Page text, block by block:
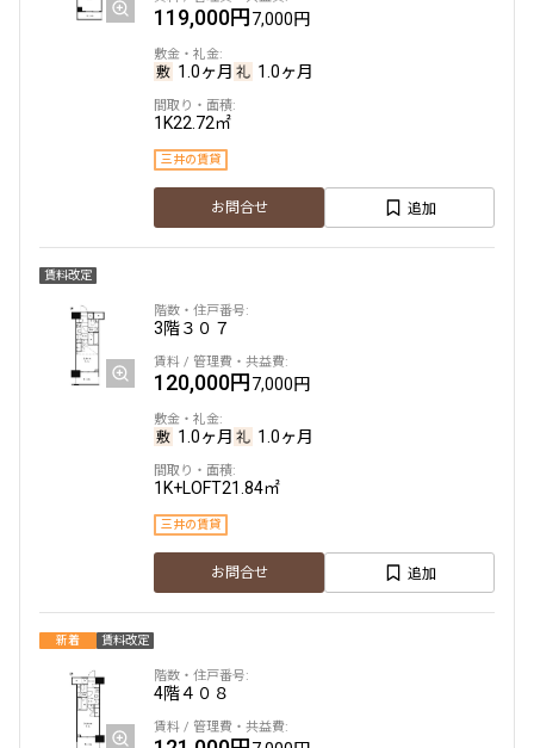
119,000円7,000円
1.0ヶ月 1.0ヶ月
1K22.72㎡
三井の賃貸
お問合せ 追加
賃料改定
3階３０７
120,000円7,000円
1.0ヶ月 1.0ヶ月
1K+LOFT21.84㎡
三井の賃貸
お問合せ 追加
新着 賃料改定
4階４０８